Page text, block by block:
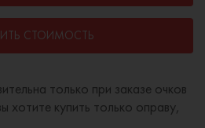
СТОИМОСТЬ
только при заказе очков
хотите купить только оправу,